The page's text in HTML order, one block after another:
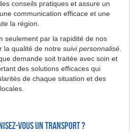
conseils pratiques et assure un
communication efficace et une
la région.
seulement par la rapidité de nos
la qualité de notre suivi personnalisé.
demande soit traitée avec soin et
des solutions efficaces qui
de chaque situation et des
vous un transport ?